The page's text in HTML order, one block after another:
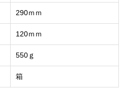
290ｍｍ
120ｍｍ
550ｇ
箱